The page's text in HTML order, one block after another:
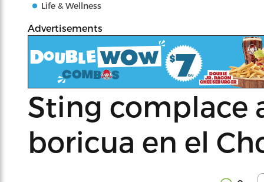
Life & Wellness
Advertisements
Sting complace
boricua en el